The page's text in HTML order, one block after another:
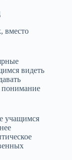
вместо
видеть
понимание
учащимся